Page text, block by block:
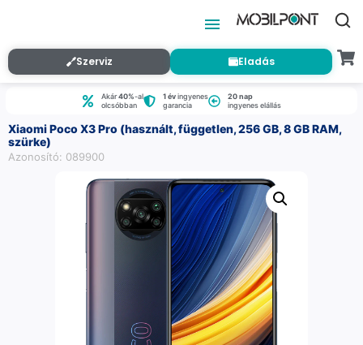
Szerviz Eladás
Akár40%-al
olcsóbban
1 évingyenes
garancia
20 nap
ingyenes elállás
Xiaomi Poco X3 Pro (használt, független, 256 GB, 8 GB RAM,
szürke)
Azonosító: 089900